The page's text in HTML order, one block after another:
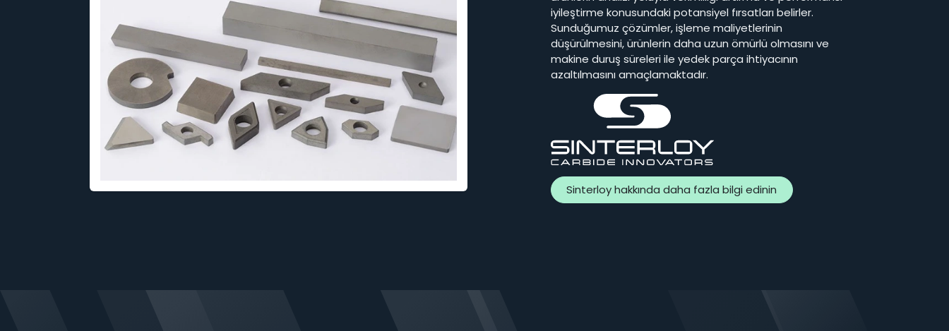
iyileştirme konusundaki potansiyel fırsatları belirler.
Sunduğumuz çözümler, işleme maliyetlerinin
düşürülmesini, ürünlerin daha uzun ömürlü olmasını ve
makine duruş süreleri ile yedek parça ihtiyacının
azaltılmasını amaçlamaktadır.
Sinterloy hakkında daha fazla bilgi edinin